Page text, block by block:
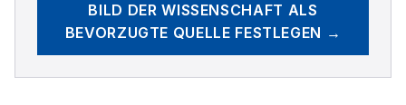
BILD DER WISSENSCHAFT ALS
BEVORZUGTE QUELLE FESTLEGEN →